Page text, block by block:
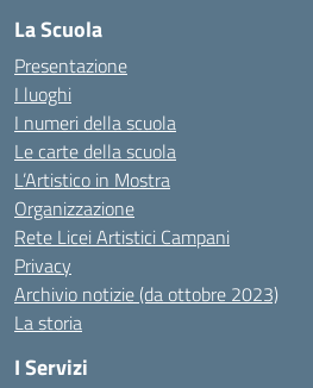
La Scuola
Presentazione
I luoghi
I numeri della scuola
Le carte della scuola
L’Artistico in Mostra
Organizzazione
Rete Licei Artistici Campani
Privacy
Archivio notizie (da ottobre 2023)
La storia
I Servizi